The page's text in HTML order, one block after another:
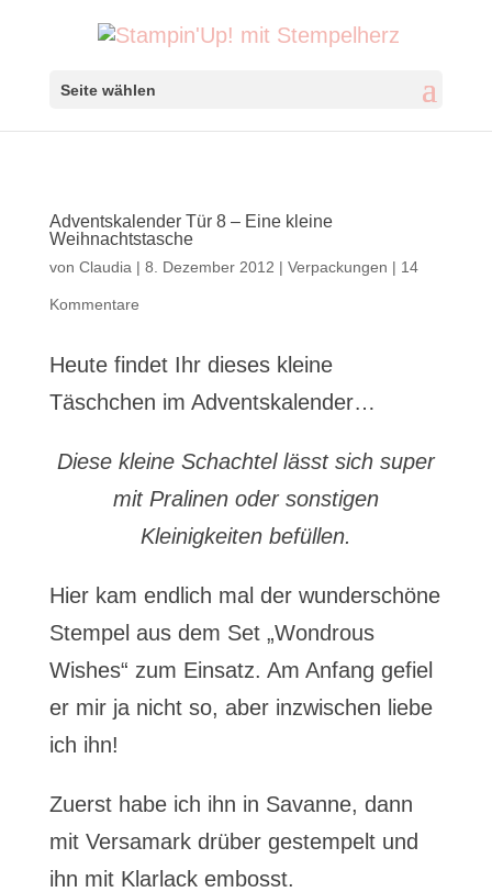
Seite wählen
Adventskalender Tür 8 – Eine kleine
Weihnachtstasche
von Claudia | 8. Dezember 2012 | Verpackungen | 14
Kommentare
Heute findet Ihr dieses kleine
Täschchen im Adventskalender…
Diese kleine Schachtel lässt sich super
mit Pralinen oder sonstigen
Kleinigkeiten befüllen.
Hier kam endlich mal der wunderschöne
Stempel aus dem Set „Wondrous
Wishes“ zum Einsatz. Am Anfang gefiel
er mir ja nicht so, aber inzwischen liebe
ich ihn!
Zuerst habe ich ihn in Savanne, dann
mit Versamark drüber gestempelt und
ihn mit Klarlack embosst.